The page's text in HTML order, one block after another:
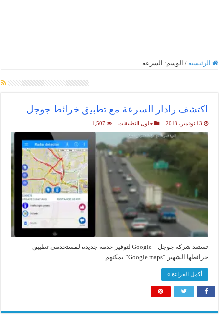
الرئيسية / الوسم: السرعة
اكتشف رادار السرعة مع تطبيق خرائط جوجل
13 نوفمبر، 2018 حلول التطبيقات 1,507
تستعد شركة جوجل – Google لتوفير خدمة جديدة لمستخدمي تطبيق
خرائطها الشهير “Google maps” يمكنهم …
أكمل القراءة »